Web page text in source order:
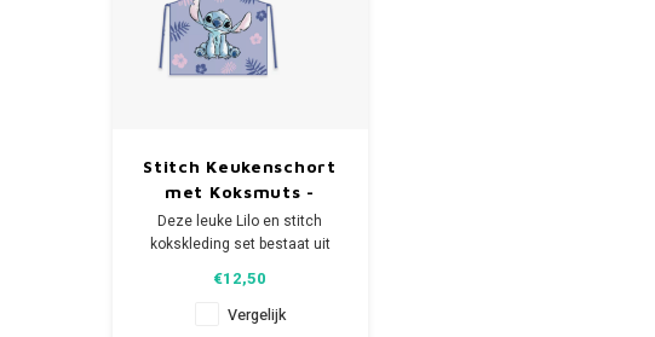
Stitch Keukenschort
met Koksmuts -
Disney
Deze leuke Lilo en stitch
kokskleding set bestaat uit
koksmuts en is een prachtige
aanvulling op een houten
€12,50
Vergelijk